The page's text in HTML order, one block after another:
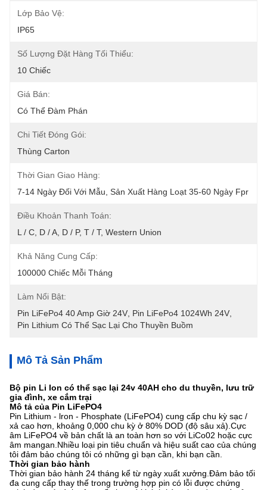
Lớp Bảo Vệ:
IP65
Số Lượng Đặt Hàng Tối Thiểu:
10 Chiếc
Giá Bán:
Có Thể Đàm Phán
Chi Tiết Đóng Gói:
Thùng Carton
Thời Gian Giao Hàng:
7-14 Ngày Đối Với Mẫu, Sản Xuất Hàng Loạt 35-60 Ngày Fpr
Điều Khoản Thanh Toán:
L / C, D / A, D / P, T / T, Western Union
Khả Năng Cung Cấp:
100000 Chiếc Mỗi Tháng
Làm Nổi Bật:
Pin LiFePo4 40 Amp Giờ 24V Pin LiFePo4 1024Wh 24V
Pin Lithium Có Thể Sạc Lại Cho Thuyền Buồm
Mô Tả Sản Phẩm
Bộ pin Li Ion có thể sạc lại 24v 40AH cho du thuyền, lưu trữ
gia đình, xe cắm trại
Mô tả của Pin LiFePO4
Pin Lithium - lron - Phosphate (LiFePO4) cung cấp chu kỳ sạc /
xả cao hơn, khoảng 0,000 chu kỳ ở 80% DOD (độ sâu xả).Cực
âm LiFePO4 về bản chất là an toàn hơn so với LiCo02 hoặc cực
âm mangan.Nhiều loại pin tiêu chuẩn và hiệu suất cao của chúng
tôi đảm bảo chúng tôi có những gì bạn cần, khi bạn cần.
Thời gian bảo hành
Thời gian bảo hành 24 tháng kể từ ngày xuất xưởng.Đảm bảo tối
đa cung cấp thay thế trong trường hợp pin có lỗi được chứng